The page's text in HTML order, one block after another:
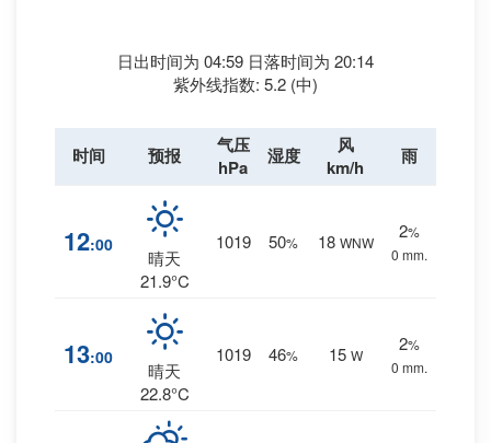
日出时间为 04:59 日落时间为 20:14
紫外线指数: 5.2 (中)
时间 预报
气压
hPa
湿度
风
km/h
雨
12:00
晴天
21.9°C
1019 50% 18 WNW
2%
0 mm.
13:00
晴天
22.8°C
1019 46% 15 W
2%
0 mm.